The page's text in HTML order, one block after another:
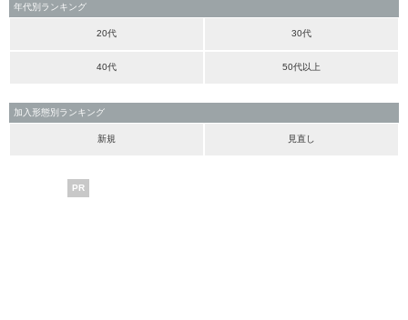
年代別ランキング
20代 30代
40代 50代以上
加入形態別ランキング
新規 見直し
PR